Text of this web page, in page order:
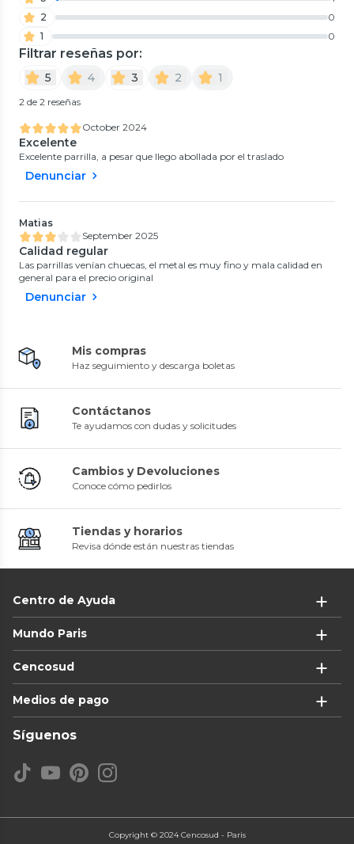
2
0
1
0
Filtrar reseñas por:
5 4 3 2 1
2 de 2 reseñas
October 2024
Excelente
Excelente parrilla, a pesar que llego abollada por el traslado
Denunciar
Matias
September 2025
Calidad regular
Las parrillas venían chuecas, el metal es muy fino y mala calidad en
general para el precio original
Denunciar
Mis compras
Haz seguimiento y descarga boletas
Contáctanos
Te ayudamos con dudas y solicitudes
Cambios y Devoluciones
Conoce cómo pedirlos
Tiendas y horarios
Revisa dónde están nuestras tiendas
Centro de Ayuda
Mundo Paris
Cencosud
Medios de pago
Síguenos
Copyright © 2024 Cencosud - Paris